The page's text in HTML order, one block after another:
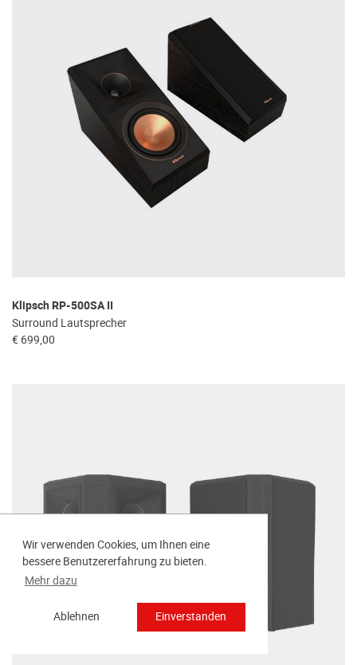
Wir verwenden Cookies, um Ihnen eine
bessere Benutzererfahrung zu bieten.
Mehr dazu
Ablehnen Einverstanden
Klipsch RP-500SA II
Surround Lautsprecher
€ 699,00